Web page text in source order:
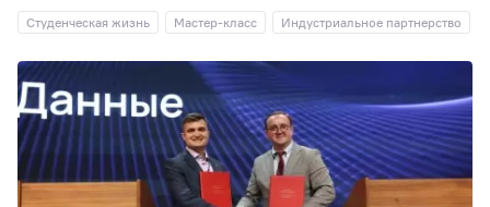
Студенческая жизнь
Мастер-класс Индустриальное партнерство